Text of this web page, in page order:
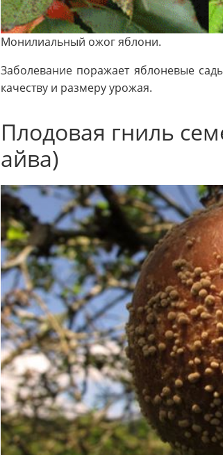
Монилиальный ожог яблони.
Заболевание поражает яблоневые
качеству и размеру урожая.
Плодовая гниль
айва)